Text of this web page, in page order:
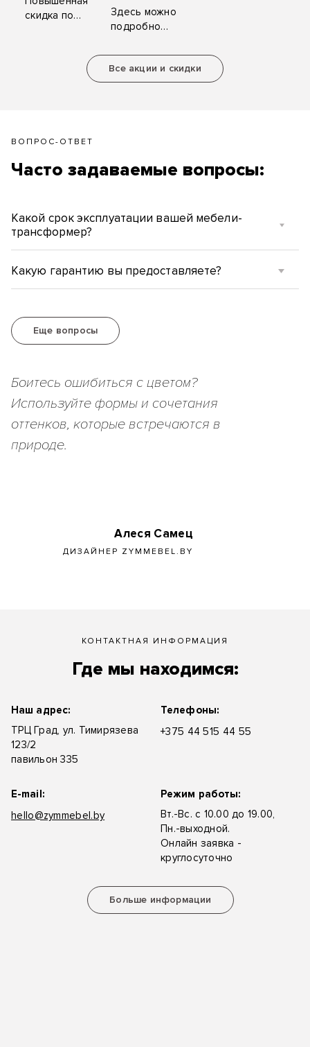
скидка по
рекомендацию.
«ZYM
Мебель»
Здесь можно
подробно
с условиями
акций и
скидок.
Все акции и скидки
ВОПРОС-ОТВЕТ
Часто задаваемые вопросы:
Какой срок эксплуатации вашей мебели-
трансформер?
Какую гарантию вы предоставляете?
Еще вопросы
Боитесь ошибиться с цветом?
Используйте формы и сочетания
оттенков, которые встречаются в
природе.
Алеся Самец
ДИЗАЙНЕР ZYMMEBEL.BY
КОНТАКТНАЯ ИНФОРМАЦИЯ
Где мы находимся:
Наш адрес:
ТРЦ Град, ул. Тимирязева
123/2
павильон 335
Телефоны:
+375 44 515 44 55
E-mail:
hello@zymmebel.by
Режим работы:
Вт.-Вс. с 10.00 до 19.00,
Пн.-выходной.
Онлайн заявка -
круглосуточно
Больше информации